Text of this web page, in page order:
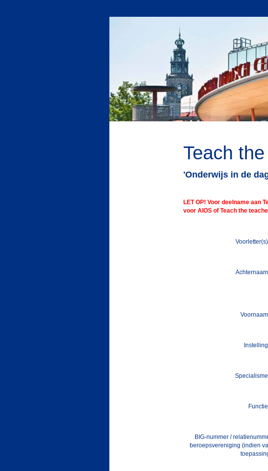
Teach
'Onderwijs in de
LET OP! Voor deelname aan
voor AIOS of Teach the
Voorletter(s)
Achternaam
Voornaam
Instelling
Specialisme
Functie
BIG-nummer /
beroepsvereniging (indien